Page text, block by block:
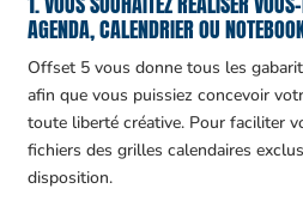
AGENDA, CALENDRIER OU
Offset 5 vous donne tous les
afin que vous puissiez concevoir
toute liberté créative. Pour faciliter
fichiers des grilles calendaires
disposition.